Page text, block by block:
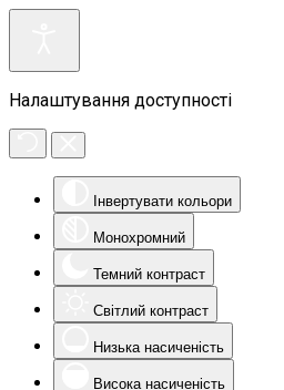
Налаштування доступності
Інвертувати кольори
Монохромний
Темний контраст
Світлий контраст
Низька насиченість
Висока насиченість